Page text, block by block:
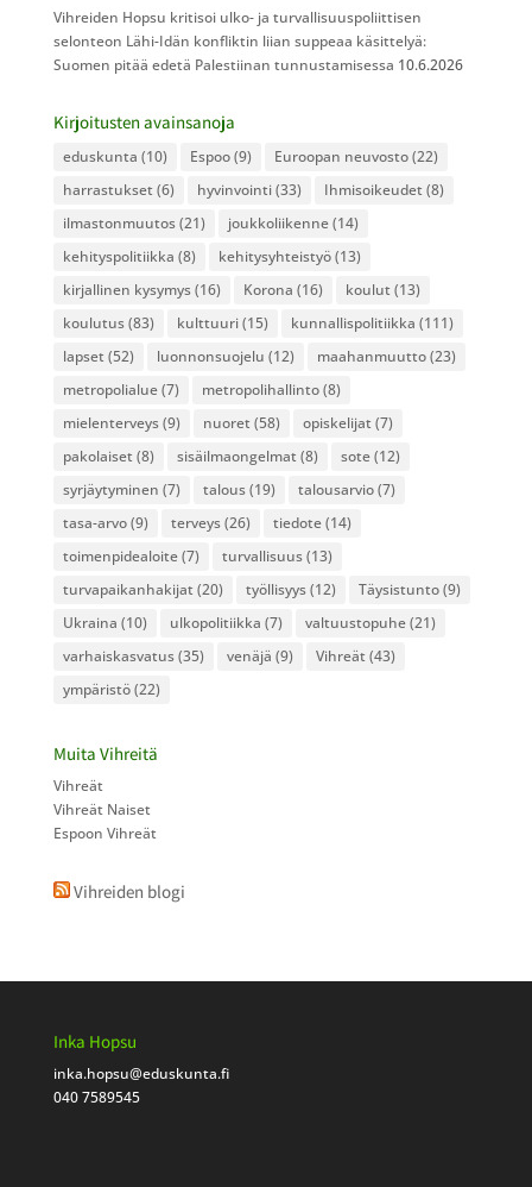
Vihreiden Hopsu kritisoi ulko- ja turvallisuuspoliittisen
selonteon Lähi-Idän konfliktin liian suppeaa käsittelyä:
Suomen pitää edetä Palestiinan tunnustamisessa 10.6.2026
Kirjoitusten avainsanoja
eduskunta (10) Espoo(9) Euroopan neuvosto(22)
harrastukset (6) hyvinvointi(33) Ihmisoikeudet (8)
ilmastonmuutos(21) joukkoliikenne(14)
kehityspolitiikka (8) kehitysyhteistyö(13)
kirjallinen kysymys(16) Korona (16) koulut (13)
koulutus(83) kulttuuri(15) kunnallispolitiikka (111)
lapset (52) luonnonsuojelu (12) maahanmuutto(23)
metropolialue(7) metropolihallinto(8)
mielenterveys(9) nuoret (58) opiskelijat (7)
pakolaiset (8) sisäilmaongelmat (8) sote(12)
syrjäytyminen (7) talous(19) talousarvio(7)
tasa-arvo(9) terveys(26) tiedote(14)
toimenpidealoite(7) turvallisuus(13)
turvapaikanhakijat (20) työllisyys(12) Täysistunto(9)
Ukraina (10) ulkopolitiikka (7) valtuustopuhe(21)
varhaiskasvatus(35) venäjä (9) Vihreät (43)
ympäristö(22)
Muita Vihreitä
Vihreät
Vihreät Naiset
Espoon Vihreät
Vihreiden blogi
Inka Hopsu
inka.hopsu@eduskunta.fi
040 7589545